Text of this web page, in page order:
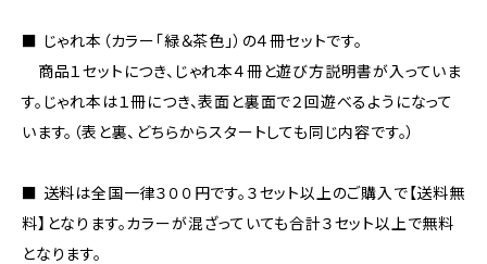
■ じゃれ本（カラー「緑＆茶色」）の４冊セットです。
商品１セットにつき、じゃれ本４冊と遊び方説明書が入っていま
す。じゃれ本は１冊につき、表面と裏面で２回遊べるようになって
います。（表と裏、どちらからスタートしても同じ内容です。）
■ 送料は全国一律３００円です。３セット以上のご購入で【送料無
料】となります。カラーが混ざっていても合計３セット以上で無料
となります。